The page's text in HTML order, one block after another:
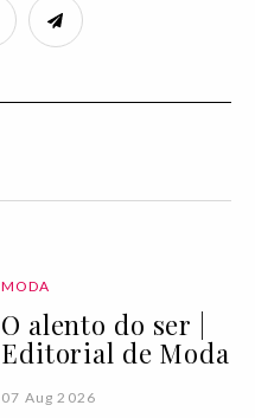
MODA
O alento do ser |
Editorial de Moda
07 Aug 2026